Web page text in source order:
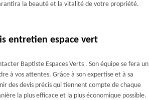
la beauté et la vitalité de votre propriété.
entretien espace vert
Baptiste Espaces Verts . Son équipe se fera un
à vos attentes. Grâce à son expertise et à sa
des devis précis qui tiennent compte de chaque
la plus efficace et la plus économique possible.